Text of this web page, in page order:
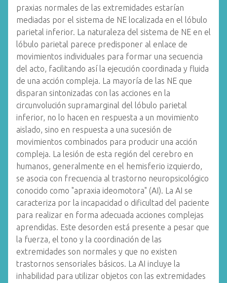
praxias normales de las extremidades estarían
mediadas por el sistema de NE localizada en el lóbulo
parietal inferior. La naturaleza del sistema de NE en el
lóbulo parietal parece predisponer al enlace de
movimientos individuales para formar una secuencia
del acto, facilitando así la ejecución coordinada y fluida
de una acción compleja. La mayoría de las NE que
disparan sintonizadas con las acciones en la
circunvolución supramarginal del lóbulo parietal
inferior, no lo hacen en respuesta a un movimiento
aislado, sino en respuesta a una sucesión de
movimientos combinados para producir una acción
compleja. La lesión de esta región del cerebro en
humanos, generalmente en el hemisferio izquierdo,
se asocia con frecuencia al trastorno neuropsicológico
conocido como "apraxia ideomotora" (AI). La AI se
caracteriza por la incapacidad o dificultad del paciente
para realizar en forma adecuada acciones complejas
aprendidas. Este desorden está presente a pesar que
la fuerza, el tono y la coordinación de las
extremidades son normales y que no existen
trastornos sensoriales básicos. La AI incluye la
inhabilidad para utilizar objetos con las extremidades